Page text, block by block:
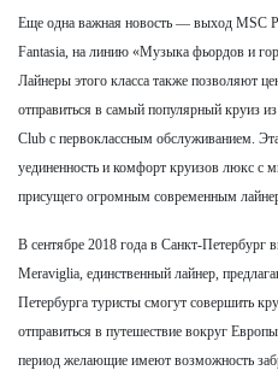
Еще одна важная новость — выход MSC
Fantasia, на линию «Музыка фьордов и
Лайнеры этого класса также позволяют
отправиться в самый популярный круиз
Club с первоклассным обслуживанием.
уединенность и комфорт круизов люкс с
присущего огромным современным
В сентябре 2018 года в Санкт-Петербург
Meraviglia, единственный лайнер,
Петербурга туристы смогут совершить
отправиться в путешествие вокруг
период желающие имеют возможность